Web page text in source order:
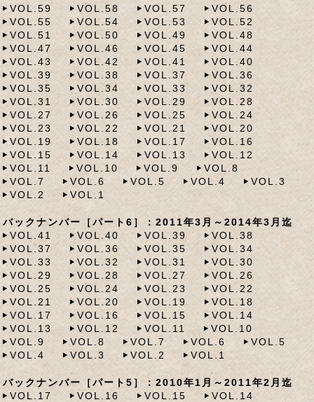
VOL.59
VOL.58 VOL.57
VOL.56
VOL.55
VOL.54 VOL.53
VOL.52
VOL.51
VOL.50 VOL.49
VOL.48
VOL.47
VOL.46 VOL.45
VOL.44
VOL.43
VOL.42 VOL.41
VOL.40
VOL.39
VOL.38 VOL.37
VOL.36
VOL.35
VOL.34 VOL.33
VOL.32
VOL.31
VOL.30 VOL.29
VOL.28
VOL.27
VOL.26 VOL.25
VOL.24
VOL.23
VOL.22 VOL.21
VOL.20
VOL.19
VOL.18 VOL.17
VOL.16
VOL.15
VOL.14 VOL.13
VOL.12
VOL.11
VOL.10 VOL.9
VOL.8
VOL.7
VOL.6 VOL.5 VOL.4
VOL.3
VOL.2
VOL.1
バックナンバー［パート6］：2011年3月～2014年3月迄
VOL.41
VOL.40 VOL.39
VOL.38
VOL.37
VOL.36 VOL.35
VOL.34
VOL.33
VOL.32 VOL.31
VOL.30
VOL.29
VOL.28 VOL.27
VOL.26
VOL.25
VOL.24 VOL.23
VOL.22
VOL.21
VOL.20 VOL.19
VOL.18
VOL.17
VOL.16 VOL.15
VOL.14
VOL.13
VOL.12 VOL.11
VOL.10
VOL.9
VOL.8 VOL.7 VOL.6
VOL.5
VOL.4
VOL.3 VOL.2 VOL.1
バックナンバー［パート5］：2010年1月～2011年2月迄
VOL.17
VOL.16 VOL.15
VOL.14